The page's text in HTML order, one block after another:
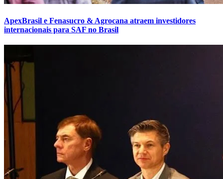
ApexBrasil e Fenasucro & Agrocana atraem investidores
internacionais para SAF no Brasil